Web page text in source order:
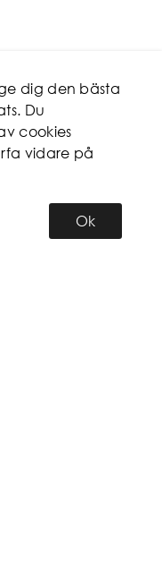
dig den bästa
Du
cookies
vidare på
Ok